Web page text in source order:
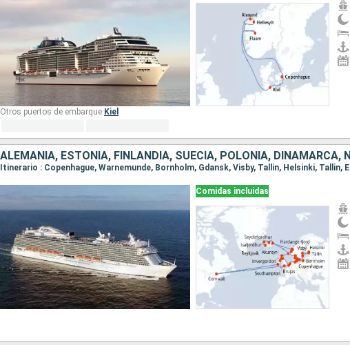
Otros puertos de embarque: Kiel
Comidas incluidas